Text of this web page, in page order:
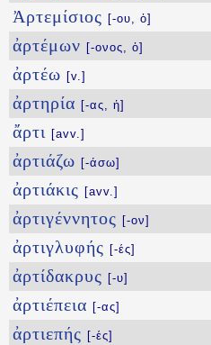
Ἀρτεμίσιος [-ου, ὁ]
ἀρτέμων [-ονος, ὁ]
ἀρτέω [v.]
ἀρτηρία [-ας, ἡ]
ἄρτι [avv.]
ἀρτιάζω [-άσω]
ἀρτιάκις [avv.]
ἀρτιγέννητος [-ον]
ἀρτιγλυφής [-ές]
ἀρτίδακρυς [-υ]
ἀρτιέπεια [-ας]
ἀρτιεπής [-ές]